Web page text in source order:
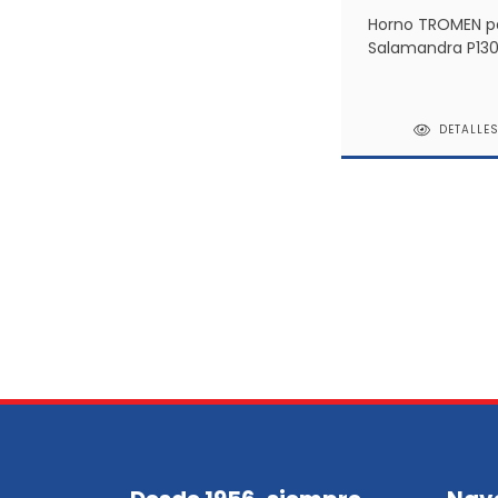
Horno TROMEN
Salamandra